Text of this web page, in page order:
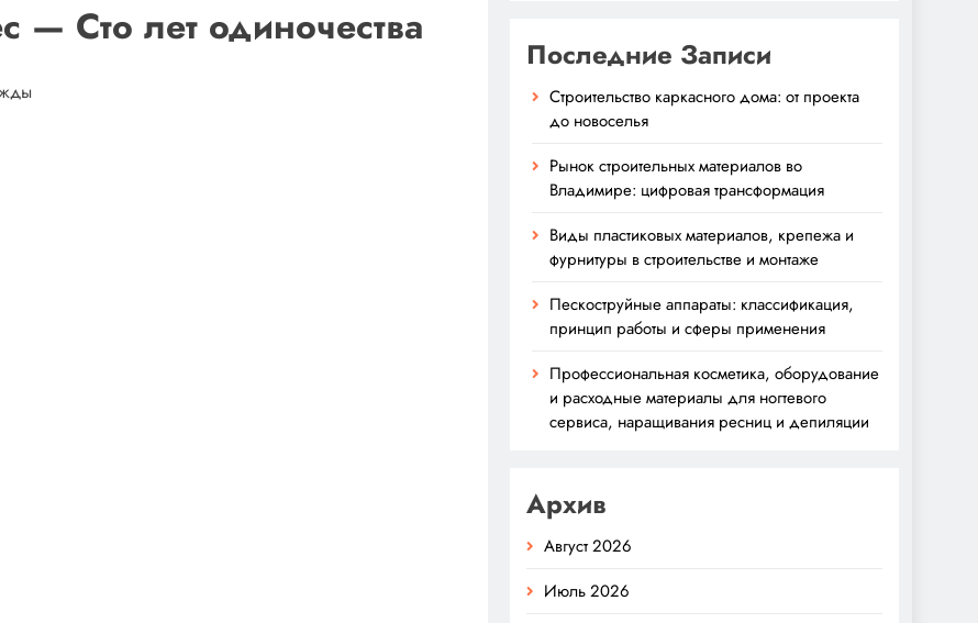
— Сто лет одиночества
Последние Записи
Строительство каркасного дома: от проекта
до новоселья
Рынок строительных материалов во
Владимире: цифровая трансформация
Виды пластиковых материалов, крепежа и
фурнитуры в строительстве и монтаже
Пескоструйные аппараты: классификация,
принцип работы и сферы применения
Профессиональная косметика, оборудование
и расходные материалы для ногтевого
сервиса, наращивания ресниц и депиляции
Архив
Август 2026
Июль 2026